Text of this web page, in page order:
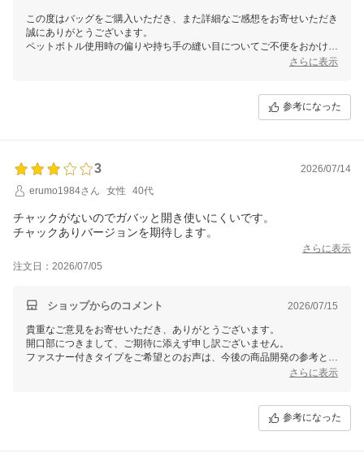
この度はバッグをご購入いただき、また詳細なご感想をお寄せいただき
誠にありがとうございます。
ペットボトル使用時の偏りや持ち手の縫い目についてご不便をおかけ
さらに表示
参考になった
3
2026/07/14
erumo1984さん
女性 40代
チャックがないのでガバッと開き使いにくいです。
チャックありバージョンを期待します。
さらに表示
注文日：2026/07/05
ショップからのコメント 2026/07/15
貴重なご意見をお寄せいただき、ありがとうございます。
開口部につきまして、ご期待に添えず申し訳ございません。
ファスナー付きタイプをご希望とのお声は、今後の商品開発の参考とし
さらに表示
参考になった